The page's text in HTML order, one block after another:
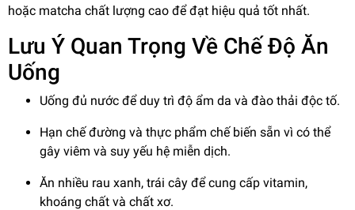
hoặc matcha chất lượng cao để đạt hiệu quả tốt nhất.
Lưu Ý Quan Trọng Về Chế Độ Ăn
Uống
Uống đủ nước để duy trì độ ẩm da và đào thải độc tố.
Hạn chế đường và thực phẩm chế biến sẵn vì có thể
gây viêm và suy yếu hệ miễn dịch.
Ăn nhiều rau xanh, trái cây để cung cấp vitamin,
khoáng chất và chất xơ.